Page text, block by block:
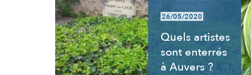
26/05/2020
Quels artistes
sont enterrés
à Auvers ?